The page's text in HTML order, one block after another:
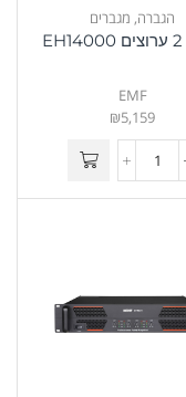
הגברה, מגברים
EMF
₪5,159